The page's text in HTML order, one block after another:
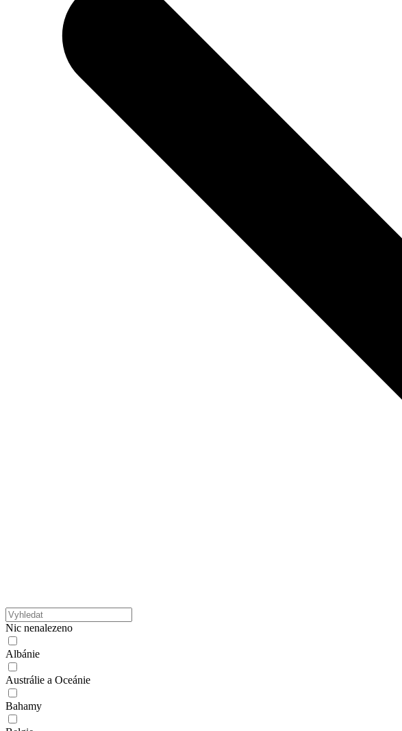
Nic nenalezeno
Albánie
Austrálie a Oceánie
Bahamy